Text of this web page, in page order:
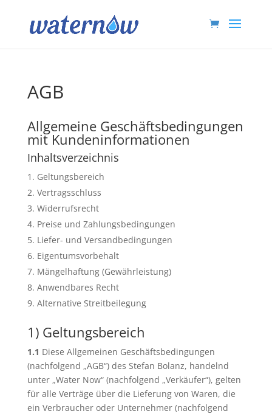
AGB
Allgemeine Geschäftsbedingungen
mit Kundeninformationen
Inhaltsverzeichnis
Geltungsbereich
Vertragsschluss
Widerrufsrecht
Preise und Zahlungsbedingungen
Liefer- und Versandbedingungen
Eigentumsvorbehalt
Mängelhaftung (Gewährleistung)
Anwendbares Recht
Alternative Streitbeilegung
1) Geltungsbereich
1.1 Diese Allgemeinen Geschäftsbedingungen
(nachfolgend „AGB“) des Stefan Bolanz, handelnd
unter „Water Now“ (nachfolgend „Verkäufer“), gelten
für alle Verträge über die Lieferung von Waren, die
ein Verbraucher oder Unternehmer (nachfolgend